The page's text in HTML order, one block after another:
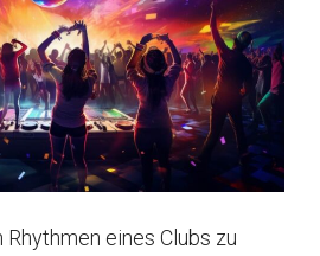
eines Clubs zu